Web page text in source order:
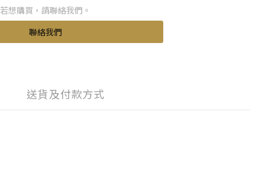
若想購買，請聯絡我們。
聯絡我們
送貨及付款方式